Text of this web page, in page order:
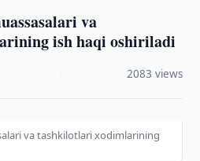
va
ish haqi oshiriladi
2083 views
va tashkilotlari xodimlarining